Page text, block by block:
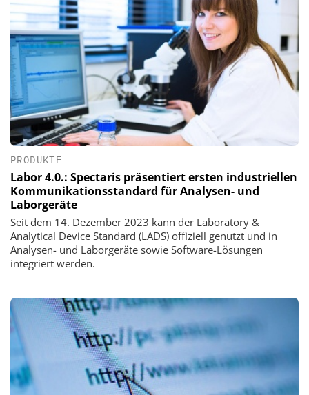
PRODUKTE
Labor 4.0.: Spectaris präsentiert ersten industriellen
Kommunikationsstandard für Analysen- und
Laborgeräte
Seit dem 14. Dezember 2023 kann der Laboratory &
Analytical Device Standard (LADS) offiziell genutzt und in
Analysen- und Laborgeräte sowie Software-Lösungen
integriert werden.